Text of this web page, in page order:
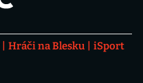
Hráči na Blesku
iSport